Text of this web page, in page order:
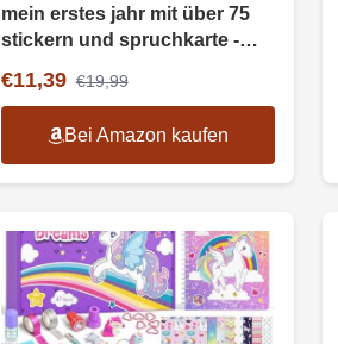
mein erstes jahr mit über 75
stickern und spruchkarte -
und jungen
€11,39 €19,99
Bei Amazon kaufen